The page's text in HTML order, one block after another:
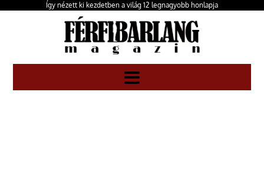
Így nézett ki kezdetben a világ 12 legnagyobb honlapja